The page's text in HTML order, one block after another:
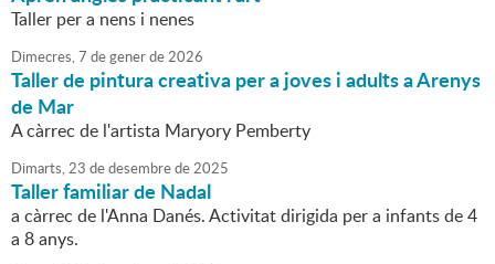
Taller per a nens i nenes
Dimecres,7 degenerde2026
Taller de pintura creativa per a joves i adults a Arenys
de Mar
A càrrec de l'artista Maryory Pemberty
Dimarts,23 dedesembrede2025
Taller familiar de Nadal
a càrrec de l'Anna Danés. Activitat dirigida per a infants de 4
a 8 anys.